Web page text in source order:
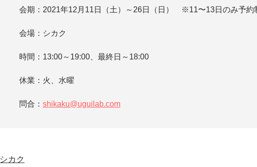
会期：2021年12月11日（土）～26日（日） ※11〜13日のみ予約
会場：シカク
時間：13:00～19:00、最終日～18:00
休業：火、水曜
問合： shikaku@uguilab.com
シカク